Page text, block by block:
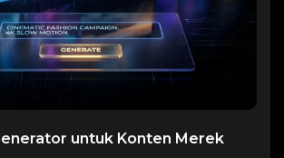
untuk Konten Merek